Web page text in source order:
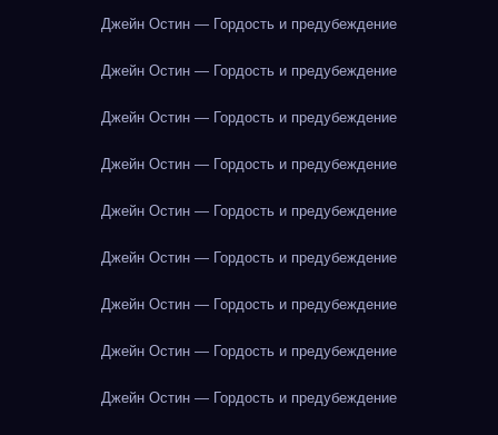
Джейн Остин — Гордость и предубеждение
Джейн Остин — Гордость и предубеждение
Джейн Остин — Гордость и предубеждение
Джейн Остин — Гордость и предубеждение
Джейн Остин — Гордость и предубеждение
Джейн Остин — Гордость и предубеждение
Джейн Остин — Гордость и предубеждение
Джейн Остин — Гордость и предубеждение
Джейн Остин — Гордость и предубеждение